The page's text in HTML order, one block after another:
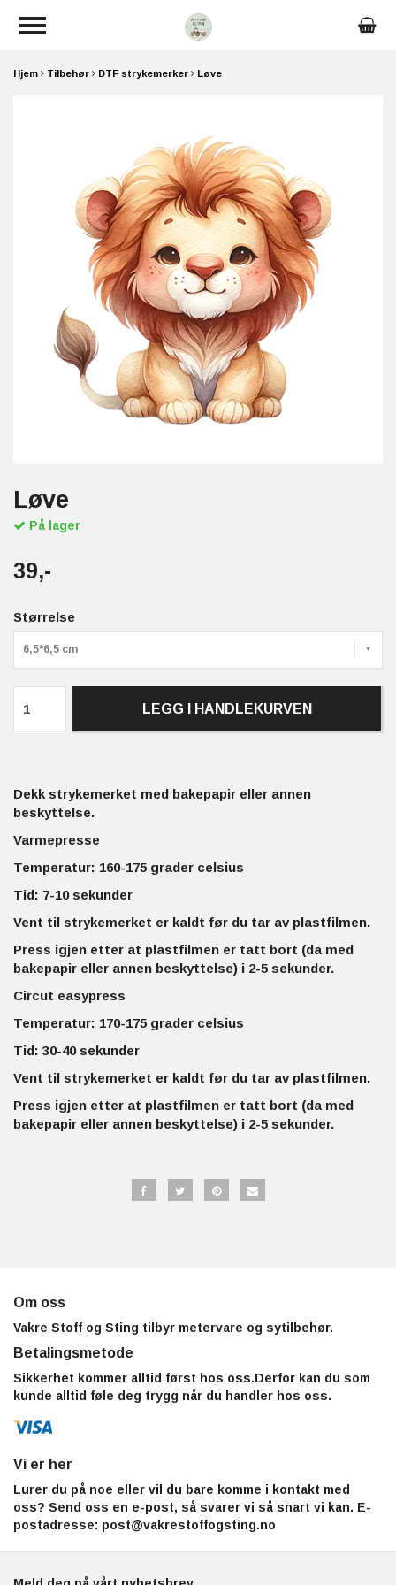
Hjem Tilbehør DTF strykemerker Løve
Løve
På lager
39,-
Størrelse
6,5*6,5 cm
LEGG I HANDLEKURVEN
Dekk strykemerket med bakepapir eller annen
beskyttelse.
Varmepresse
Temperatur: 160-175 grader celsius
Tid: 7-10 sekunder
Vent til strykemerket er kaldt før du tar av plastfilmen.
Press igjen etter at plastfilmen er tatt bort (da med
bakepapir eller annen beskyttelse) i 2-5 sekunder.
Circut easypress
Temperatur: 170-175 grader celsius
Tid: 30-40 sekunder
Vent til strykemerket er kaldt før du tar av plastfilmen.
Press igjen etter at plastfilmen er tatt bort (da med
bakepapir eller annen beskyttelse) i 2-5 sekunder.
Om oss
Vakre Stoff og Sting tilbyr metervare og sytilbehør.
Betalingsmetode
Sikkerhet kommer alltid først hos oss.Derfor kan du som
kunde alltid føle deg trygg når du handler hos oss.
Vi er her
Lurer du på noe eller vil du bare komme i kontakt med
oss? Send oss en e-post, så svarer vi så snart vi kan. E-
postadresse: post@vakrestoffogsting.no